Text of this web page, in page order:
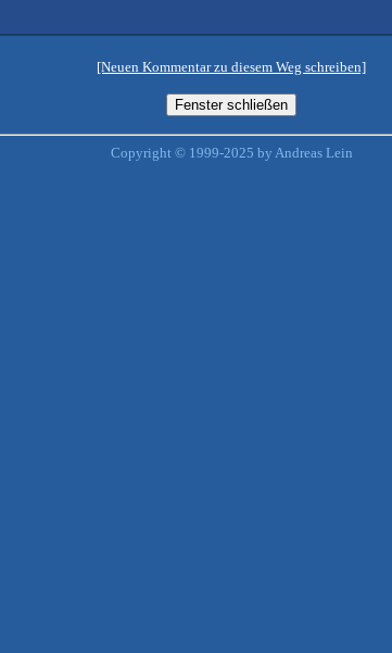
[Neuen Kommentar zu diesem Weg schreiben]
Copyright © 1999-2025 by Andreas Lein